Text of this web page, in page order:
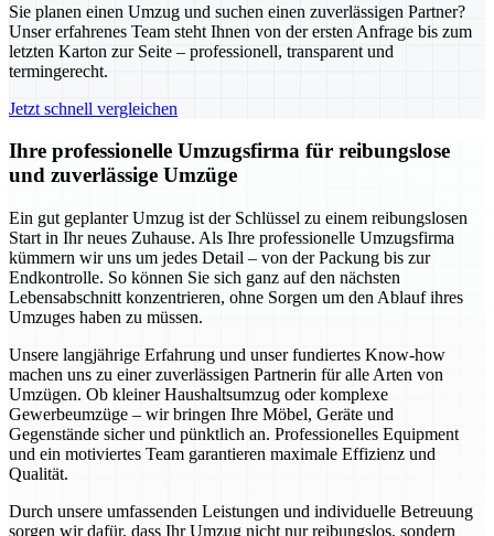
Sie planen einen Umzug und suchen einen zuverlässigen Partner?
Unser erfahrenes Team steht Ihnen von der ersten Anfrage bis zum
letzten Karton zur Seite – professionell, transparent und
termingerecht.
Jetzt schnell vergleichen
Ihre professionelle Umzugsfirma für reibungslose
und zuverlässige Umzüge
Ein gut geplanter Umzug ist der Schlüssel zu einem reibungslosen
Start in Ihr neues Zuhause. Als Ihre professionelle Umzugsfirma
kümmern wir uns um jedes Detail – von der Packung bis zur
Endkontrolle. So können Sie sich ganz auf den nächsten
Lebensabschnitt konzentrieren, ohne Sorgen um den Ablauf ihres
Umzuges haben zu müssen.
Unsere langjährige Erfahrung und unser fundiertes Know-how
machen uns zu einer zuverlässigen Partnerin für alle Arten von
Umzügen. Ob kleiner Haushaltsumzug oder komplexe
Gewerbeumzüge – wir bringen Ihre Möbel, Geräte und
Gegenstände sicher und pünktlich an. Professionelles Equipment
und ein motiviertes Team garantieren maximale Effizienz und
Qualität.
Durch unsere umfassenden Leistungen und individuelle Betreuung
sorgen wir dafür, dass Ihr Umzug nicht nur reibungslos, sondern